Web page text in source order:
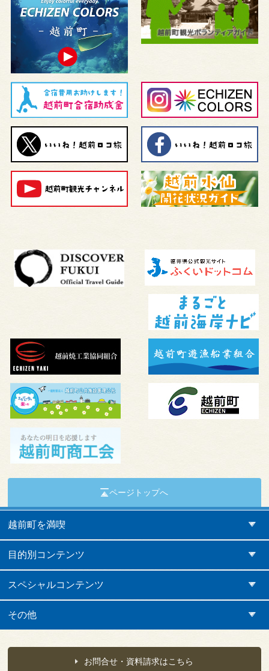
ページトップへ
越前町を満喫
目的別コンテンツ
スペシャルコンテンツ
その他
お問合せ・資料請求はこちら